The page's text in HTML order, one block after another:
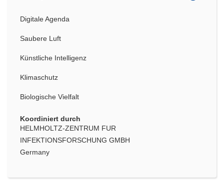
Digitale Agenda
Saubere Luft
Künstliche Intelligenz
Klimaschutz
Biologische Vielfalt
Koordiniert durch
HELMHOLTZ-ZENTRUM FUR
INFEKTIONSFORSCHUNG GMBH
Germany